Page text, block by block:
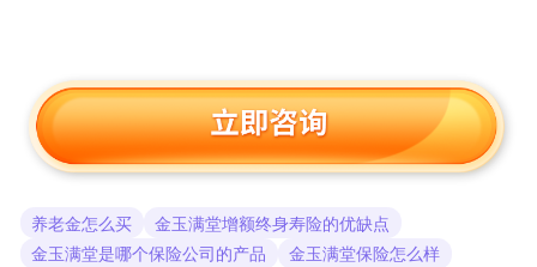
养老金怎么买
金玉满堂增额终身寿险的优缺点
金玉满堂是哪个保险公司的产品
金玉满堂保险怎么样